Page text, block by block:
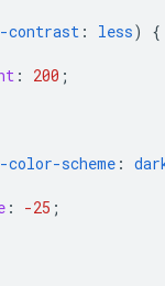
contrast : less)
{
: 200 ;
scheme :
: -25 ;